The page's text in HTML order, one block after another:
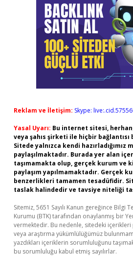
Reklam ve İletişim: Skype:
Yasal Uyarı: Bu internet sitesi,
veya şahıs şirketi ile hiçbir
Sitede yalnızca kendi hazırladığımız
paylaşılmaktadır. Burada yer alan
taşımamakta olup, gerçek kurum ve
paylaşım yapılmamaktadır. Gerçek
benzerlikleri tamamen tesadüfidir.
taslak halindedir ve tavsiye niteliği
Sitemiz, 5651 Sayılı Kanun gereğince Bilgi
Kurumu (BTK) tarafından onaylanmış bir
vermektedir. Bu nedenle, sitedeki
veya araştırma yükümlülüğümüz
yazdıkları içeriklerin sorumluluğunu
bu sorumluluğu kabul etmiş sayılırlar.